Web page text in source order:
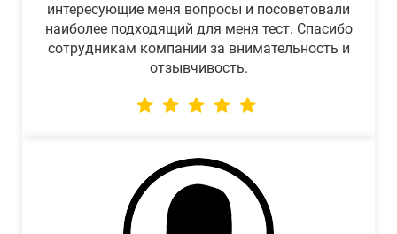
интересующие меня вопросы и посоветовали
наиболее подходящий для меня тест. Спасибо
сотрудникам компании за внимательность и
отзывчивость.